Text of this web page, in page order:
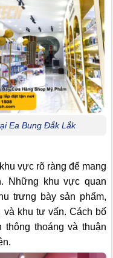
Ea Bung Đắk Lắk
vực rõ ràng để mang
Những khu vực quan
trưng bày sản phẩm,
và khu tư vấn. Cách bố
thoáng và thuận